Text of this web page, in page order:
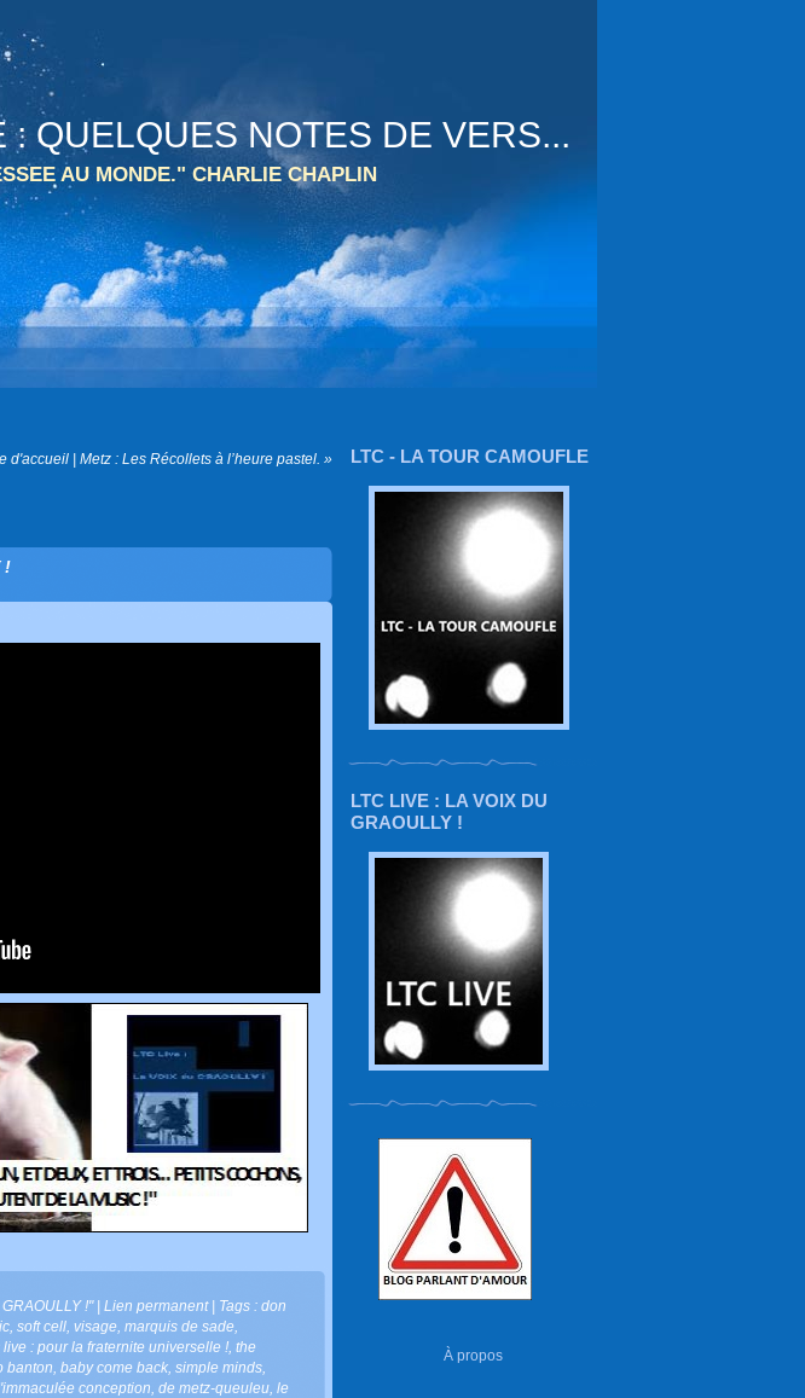
: QUELQUES NOTES DE VERS...
AU MONDE." CHARLIE CHAPLIN
LTC - LA TOUR CAMOUFLE
LTC LIVE : LA VOIX DU
GRAOULLY !
À propos
d'accueil | Metz : Les Récollets à l’heure pastel. »
!
!"| Lien permanent| Tags : don
soft cell visage marquis de sade
live : pour la fraternite universelle ! the
banton baby come back simple minds
conception de metz-queuleu le